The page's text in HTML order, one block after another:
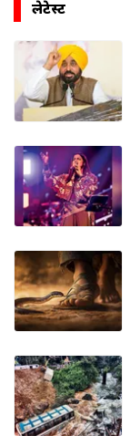
लेटेस्ट